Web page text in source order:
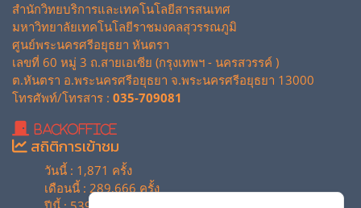
สำนักวิทยบริการและเทคโนโลยีสารสนเทศ
มหาวิทยาลัยเทคโนโลยีราชมงคลสุวรรณภูมิ
ศูนย์พระนครศรีอยุธยา หันตรา
เลขที่ 60 หมู่ 3 ถ.สายเอเซีย (กรุงเทพฯ - นครสวรรค์ )
ต.หันตรา อ.พระนครศรีอยุธยา จ.พระนครศรีอยุธยา 13000
โทรศัพท์/โทรสาร : 035-709081
BackOffice
สถิติการเข้าชม
วันนี้ : 1,871 ครั้ง
เดือนนี้ : 289,666 ครั้ง